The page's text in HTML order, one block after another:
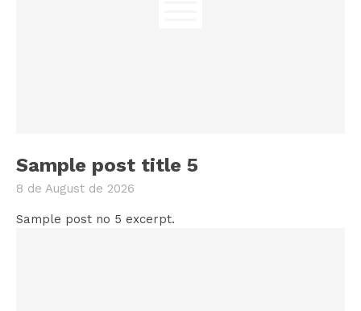
Sample post title 5
8 de August de 2026
Sample post no 5 excerpt.